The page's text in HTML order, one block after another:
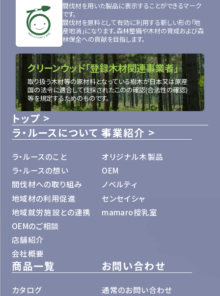
トップ
ラ・ルースについて
ラ・ルースのこと
ラ・ルースの想い
間伐材への取り組み
地域材の利用促進
地域就労施設との連携
OEMのご相談
店舗紹介
会社概要
事業紹介
オリジナル木製品
OEM
ノベルティ
センセイシャ
mamaro授乳室
商品一覧
カタログ
お問い合わせ
通常のお問い合わせ
間伐材を用いた製品に表示することができるマーク
です。
間伐材を原料として有効に利用する新しい形の「地
産地消」になります。森林整備や木材の育成および森
林保全への貢献を目指します。
クリーンウッド「登録木材関連事業者」
取り扱う木材等の原材料となっている樹木が日本又は原産
国の法令に適合して伐採されたこのの確認(合法性の確認)
等を規定するためのものです。